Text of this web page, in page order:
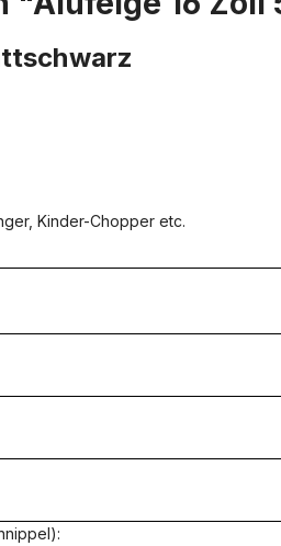
Kinder-Chopper etc.